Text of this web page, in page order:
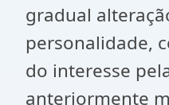
gradual
personalidade,
do interesse
anteriormente